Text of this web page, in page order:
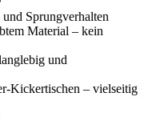
Sprungverhalten
Material – kein
und
Kickertischen – vielseitig